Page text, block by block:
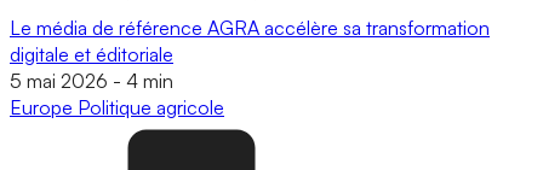
Le média de référence AGRA accélère sa transformation
digitale et éditoriale
5 mai 2026 - 4 min
Europe Politique agricole